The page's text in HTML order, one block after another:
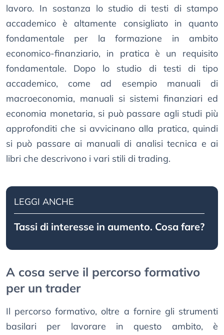
lavoro. In sostanza lo studio di testi di stampo
accademico è altamente consigliato in quanto
fondamentale per la formazione in ambito
economico-finanziario, in pratica è un requisito
fondamentale. Dopo lo studio di testi di tipo
accademico, come ad esempio manuali di
macroeconomia, manuali si sistemi finanziari ed
economia monetaria, si può passare agli studi più
approfonditi che si avvicinano alla pratica, quindi
si può passare ai manuali di analisi tecnica e ai
libri che descrivono i vari stili di trading.
LEGGI ANCHE
Tassi di interesse in aumento. Cosa fare?
A cosa serve il percorso formativo
per un trader
Il percorso formativo, oltre a fornire gli strumenti
basilari per lavorare in questo ambito, è